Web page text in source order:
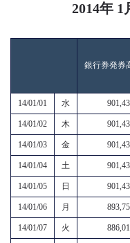
2014年 1
銀行券発券
14/01/01 水
14/01/02 木
14/01/03 金
14/01/04 土
14/01/05 日
14/01/06 月
14/01/07 火